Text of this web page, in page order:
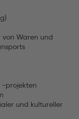
Waren und
-projekten
und kultureller